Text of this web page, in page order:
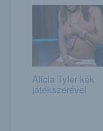
Alicia Tyler kék
játékszerével